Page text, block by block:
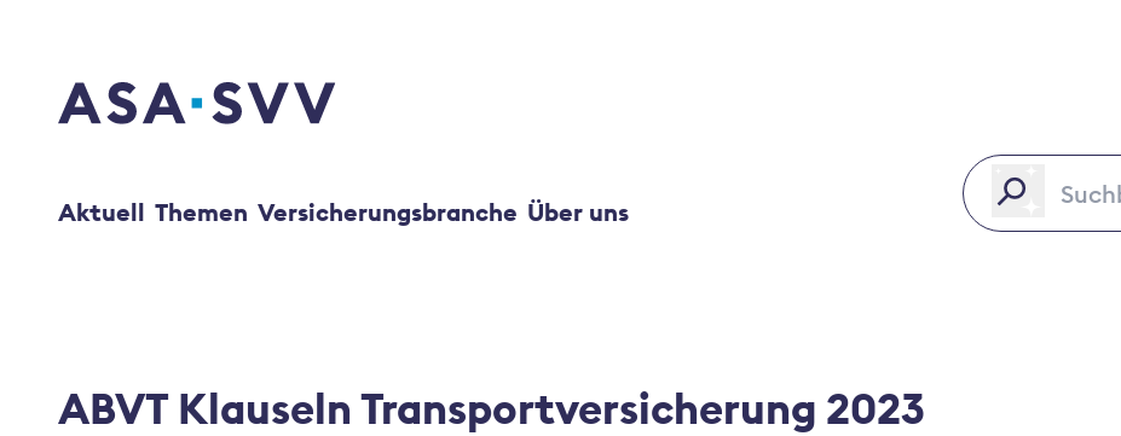
SVV Logo
Aktuell Themen Versicherungsbranche Über uns
ABVT Klauseln Transportversicherung 2023